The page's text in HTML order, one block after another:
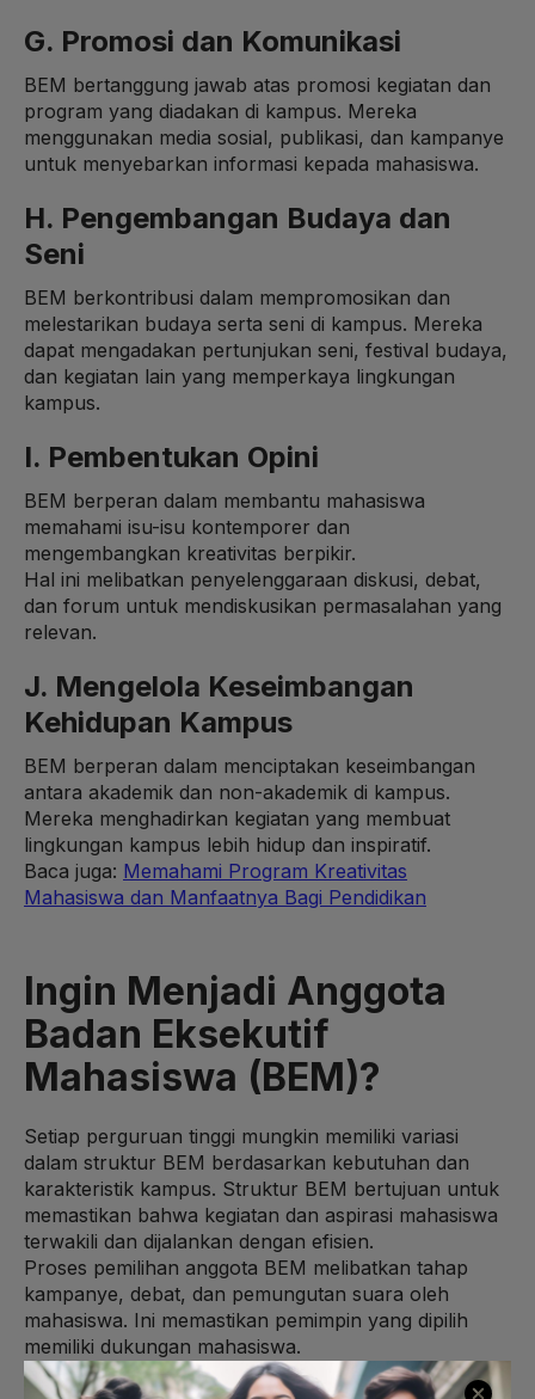
G. Promosi dan Komunikasi
BEM bertanggung jawab atas promosi kegiatan dan
program yang diadakan di kampus. Mereka
menggunakan media sosial, publikasi, dan kampanye
untuk menyebarkan informasi kepada mahasiswa.
H. Pengembangan Budaya dan
Seni
BEM berkontribusi dalam mempromosikan dan
melestarikan budaya serta seni di kampus. Mereka
dapat mengadakan pertunjukan seni, festival budaya,
dan kegiatan lain yang memperkaya lingkungan
kampus.
I. Pembentukan Opini
BEM berperan dalam membantu mahasiswa
memahami isu-isu kontemporer dan
mengembangkan kreativitas berpikir.
Hal ini melibatkan penyelenggaraan diskusi, debat,
dan forum untuk mendiskusikan permasalahan yang
relevan.
J. Mengelola Keseimbangan
Kehidupan Kampus
BEM berperan dalam menciptakan keseimbangan
antara akademik dan non-akademik di kampus.
Mereka menghadirkan kegiatan yang membuat
lingkungan kampus lebih hidup dan inspiratif.
Baca juga: Memahami Program Kreativitas
Mahasiswa dan Manfaatnya Bagi Pendidikan
Ingin Menjadi Anggota
Badan Eksekutif
Mahasiswa (BEM)?
Setiap perguruan tinggi mungkin memiliki variasi
dalam struktur BEM berdasarkan kebutuhan dan
karakteristik kampus. Struktur BEM bertujuan untuk
memastikan bahwa kegiatan dan aspirasi mahasiswa
terwakili dan dijalankan dengan efisien.
Proses pemilihan anggota BEM melibatkan tahap
kampanye, debat, dan pemungutan suara oleh
mahasiswa. Ini memastikan pemimpin yang dipilih
memiliki dukungan mahasiswa.
Di setiap universitas, masalah sering muncul tanpa